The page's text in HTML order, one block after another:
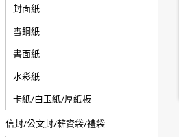
封面紙
雪銅紙
書面紙
水彩紙
卡紙/白玉紙/厚紙板
信封/公文封/薪資袋/禮袋
型夾